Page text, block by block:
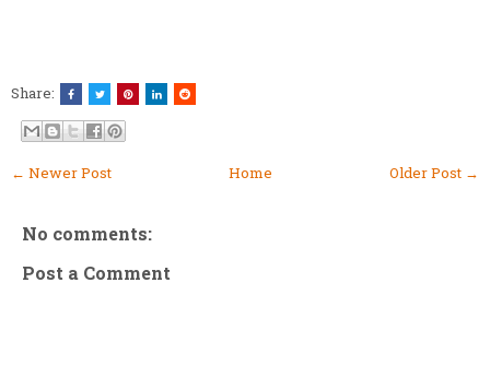
Share:
← Newer Post Older Post →
Home
No comments:
Post a Comment